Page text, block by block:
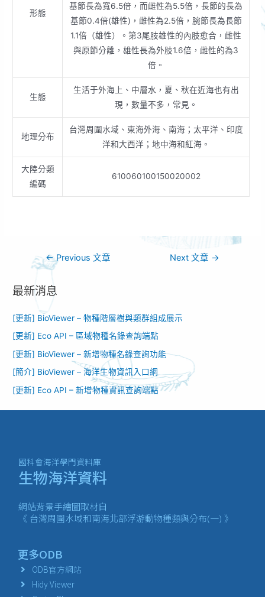
形態
基節長為寬6.5倍，而雌性為5.5倍，長節的長為
基節0.4倍(雄性)，雌性為2.5倍，腕節長為長節
1.1倍（雄性）。第3尾肢雄性的內肢愈合，雌性
與原節分離，雄性長為外肢1.6倍，雌性的為3
倍。
生態
生活于外海上、中層水，夏、秋在近海也有出
現，數量不多，常見。
地理分布
台灣周圍水域、東海外海、南海；太平洋、印度
洋和大西洋；地中海和紅海。
大陸分類
編碼
610060100150020002
←Previous 文章 Next 文章 →
最新消息
[更新] BioViewer – 物種階層樹與類群組成展示
[更新] Eco API – 區域物種名錄查詢端點
[更新] BioViewer – 新增物種名錄查詢功能​
[簡介] BioViewer – 海洋生物資訊入口網​
[更新] Eco API – 新增物種資訊查詢端點
國科會海洋學門資料庫
生物海洋資料
網站背景手繪圖取材自
《 台灣周圍水域和南海北部浮游動物種類與分布(一) 》
更多ODB
ODB官方網站
Hidy Viewer